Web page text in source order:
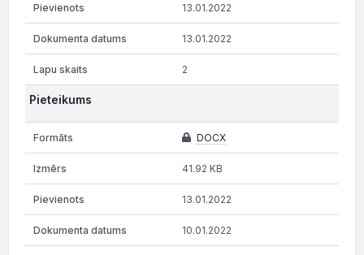
13.01.2022
13.01.2022
2
Pieteikums
DOCX
41.92 KB
13.01.2022
10.01.2022